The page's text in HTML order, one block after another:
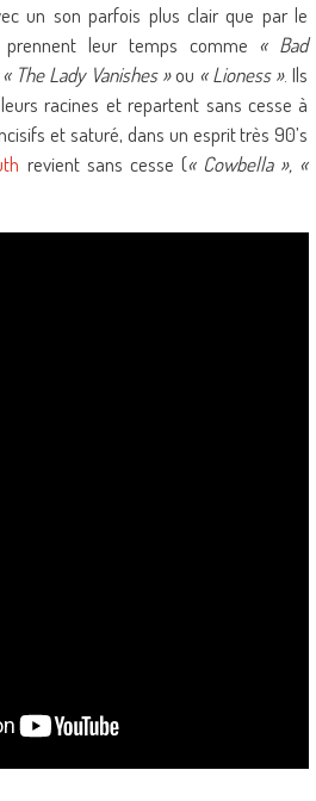
un son parfois plus clair que par le
leur temps comme « Bad
The Lady Vanishes »ou « Lioness ». Ils
racines et repartent sans cesse à
et saturé, dans un esprit très 90’s
revient sans cesse (« Cowbella », «